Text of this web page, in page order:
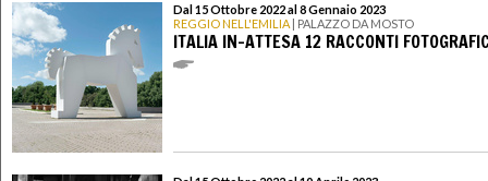
Dal 15 Ottobre 2022 al 8 Gennaio 2023
REGGIO NELL'EMILIA | PALAZZO DA MOSTO
ITALIA IN-ATTESA 12 RACCONTI